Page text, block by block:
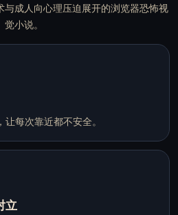
与成人向心理压迫展开的浏览器恐怖视
觉小说。
每次靠近都不安全。
立